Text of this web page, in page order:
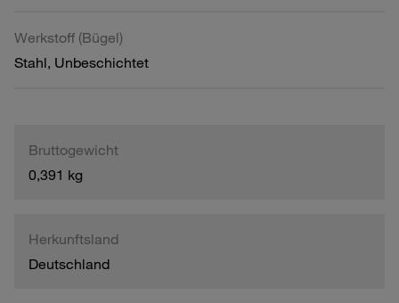
Werkstoff (Bügel)
Stahl, Unbeschichtet
Bruttogewicht
0,391 kg
Herkunftsland
Deutschland